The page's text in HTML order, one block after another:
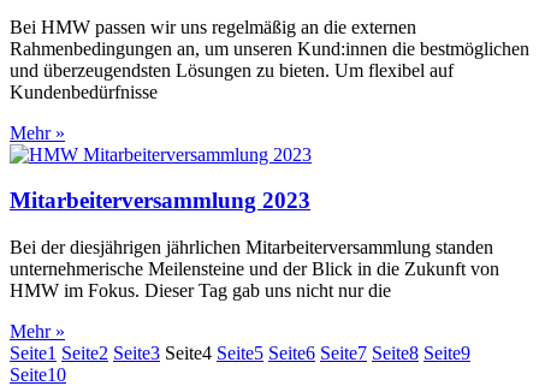
Bei HMW passen wir uns regelmäßig an die externen
Rahmenbedingungen an, um unseren Kund:innen die bestmöglichen
und überzeugendsten Lösungen zu bieten. Um flexibel auf
Kundenbedürfnisse
Mehr »
Mitarbeiterversammlung 2023
Bei der diesjährigen jährlichen Mitarbeiterversammlung standen
unternehmerische Meilensteine und der Blick in die Zukunft von
HMW im Fokus. Dieser Tag gab uns nicht nur die
Mehr »
Seite1 Seite2 Seite3 Seite4 Seite5 Seite6 Seite7 Seite8 Seite9
Seite10